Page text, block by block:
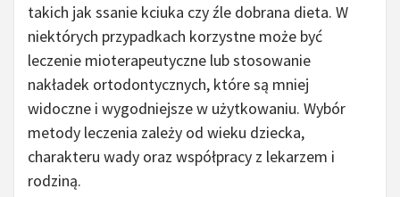
takich jak ssanie kciuka czy źle dobrana dieta. W
niektórych przypadkach korzystne może być
leczenie mioterapeutyczne lub stosowanie
nakładek ortodontycznych, które są mniej
widoczne i wygodniejsze w użytkowaniu. Wybór
metody leczenia zależy od wieku dziecka,
charakteru wady oraz współpracy z lekarzem i
rodziną.